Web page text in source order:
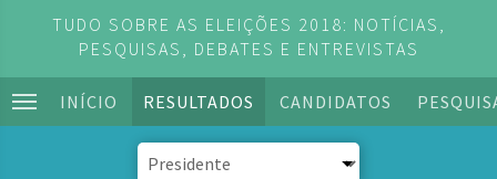
TUDO SOBRE AS ELEIÇÕES 2018: NOTÍCIAS,
PESQUISAS, DEBATES E ENTREVISTAS
INÍCIO RESULTADOS CANDIDATOS